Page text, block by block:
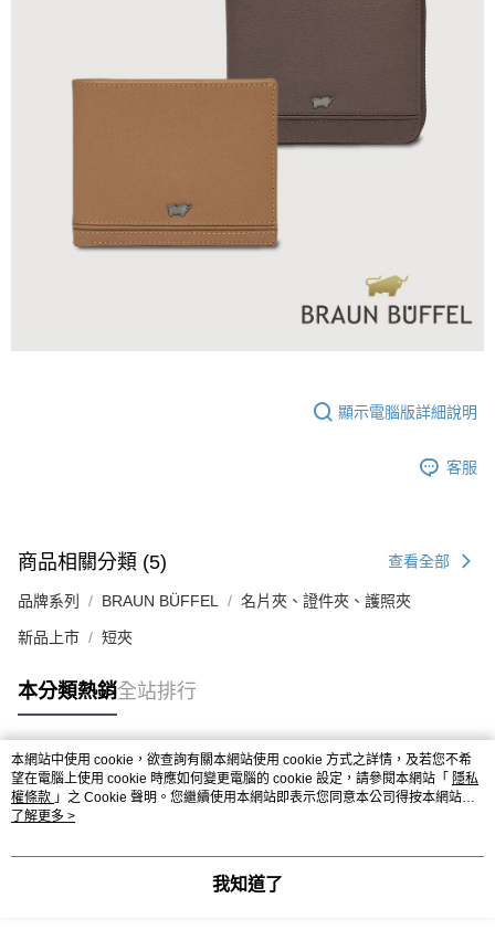
顯示電腦版詳細說明
客服
商品相關分類 (5) 查看全部
品牌系列 BRAUN BÜFFEL 名片夾、證件夾、護照夾
新品上市 短夾
本分類熱銷全站排行
熱門標籤
本網站中使用 cookie，欲查詢有關本網站使用 cookie 方式之詳情，及若您不希
望在電腦上使用 cookie 時應如何變更電腦的 cookie 設定，請參閱本網站「 隱私
權條款 」之 Cookie 聲明。您繼續使用本網站即表示您同意本公司得按本網站使
用條款之 Cookie 聲明使用 cookie。
了解更多 >
我知道了